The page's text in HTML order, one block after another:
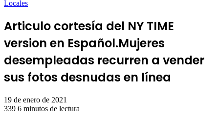
Locales
Articulo cortesía del NY TIME
version en Español.Mujeres
desempleadas recurren a vender
sus fotos desnudas en línea
19 de enero de 2021
339 6 minutos de lectura